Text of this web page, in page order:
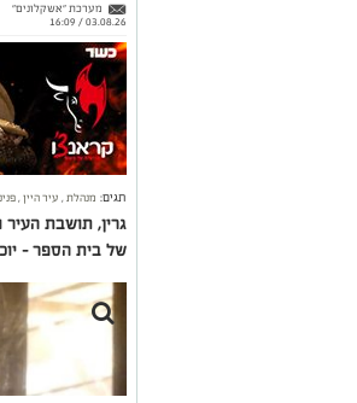
מערכת "אשקלונים"
03.08.26 / 16:09
תגים: מנהלת, עיר היין,
גרין, תושבת
של בית הספר –